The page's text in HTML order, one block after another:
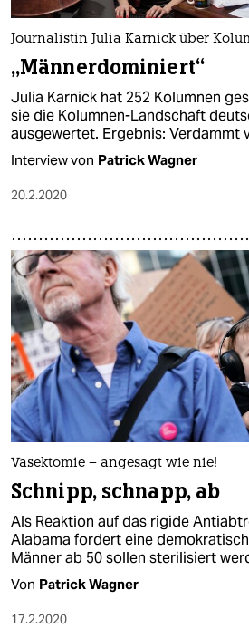
Journalistin Julia Karnick über
„Männerdominiert“
Julia Karnick hat 252 Kolumnen
sie die Kolumnen-Landschaft
ausgewertet. Ergebnis: Verdammt
Interview von Patrick Wagner
20.2.2020
Vasektomie – angesagt wie nie!
Schnipp, schnapp, ab
Als Reaktion auf das rigide
Alabama fordert eine
Männer ab 50 sollen sterilisiert
Von Patrick Wagner
17.2.2020